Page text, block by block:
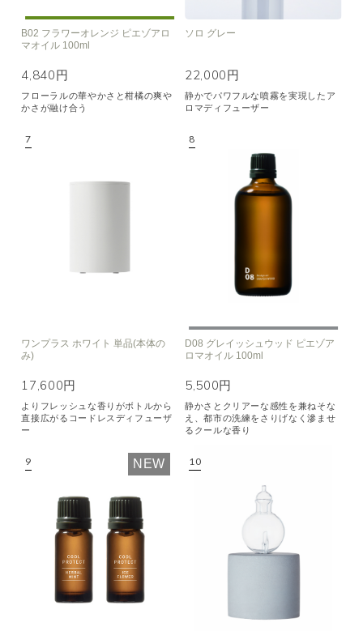
B02 フラワーオレンジ ピエゾアロ
マオイル 100ml
4,840円
フローラルの華やかさと柑橘の爽や
かさが融け合う
ソロ グレー
22,000円
静かでパワフルな噴霧を実現したア
ロマディフューザー
ワンプラス ホワイト 単品(本体の
み)
17,600円
よりフレッシュな香りがボトルから
直接広がるコードレスディフューザ
ー
D08 グレイッシュウッド ピエゾア
ロマオイル 100ml
5,500円
静かさとクリアーな感性を兼ねそな
え、都市の洗練をさりげなく滲ませ
るクールな香り
NEW